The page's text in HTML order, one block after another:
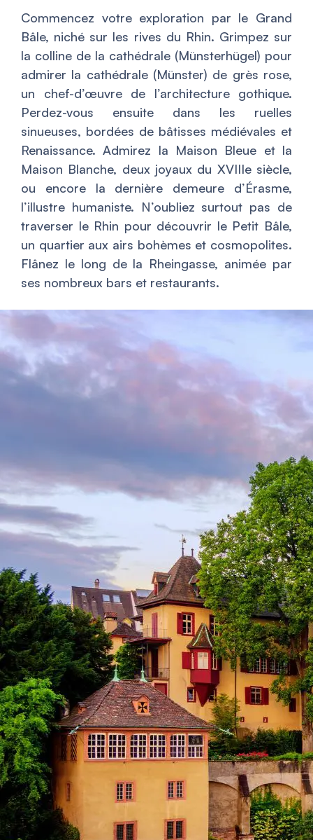
Commencez votre exploration par le Grand
Bâle, niché sur les rives du Rhin. Grimpez sur
la colline de la cathédrale (Münsterhügel) pour
admirer la cathédrale (Münster) de grès rose,
un chef-d’œuvre de l’architecture gothique.
Perdez-vous ensuite dans les ruelles
sinueuses, bordées de bâtisses médiévales et
Renaissance. Admirez la Maison Bleue et la
Maison Blanche, deux joyaux du XVIIIe siècle,
ou encore la dernière demeure d’Érasme,
l’illustre humaniste. N’oubliez surtout pas de
traverser le Rhin pour découvrir le Petit Bâle,
un quartier aux airs bohèmes et cosmopolites.
Flânez le long de la Rheingasse, animée par
ses nombreux bars et restaurants.